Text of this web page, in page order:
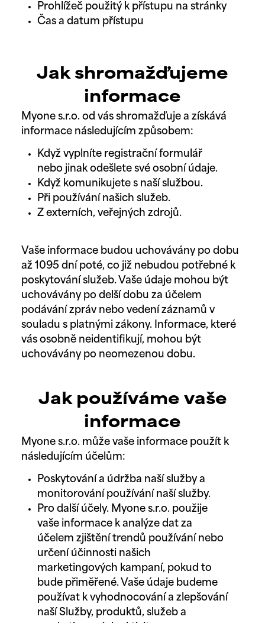
Prohlížeč použitý k přístupu na stránky
Čas a datum přístupu
Jak shromažďujeme
informace
Myone s.r.o. od vás shromažďuje a získává
informace následujícím způsobem:
Když vyplníte registrační formulář
nebo jinak odešlete své osobní údaje.
Když komunikujete s naší službou.
Při používání našich služeb.
Z externích, veřejných zdrojů.
Vaše informace budou uchovávány po dobu
až 1095 dní poté, co již nebudou potřebné k
poskytování služeb. Vaše údaje mohou být
uchovávány po delší dobu za účelem
podávání zpráv nebo vedení záznamů v
souladu s platnými zákony. Informace, které
vás osobně neidentifikují, mohou být
uchovávány po neomezenou dobu.
Jak používáme vaše
informace
Myone s.r.o. může vaše informace použít k
následujícím účelům:
Poskytování a údržba naší služby a
monitorování používání naší služby.
Pro další účely. Myone s.r.o. použije
vaše informace k analýze dat za
účelem zjištění trendů používání nebo
určení účinnosti našich
marketingových kampaní, pokud to
bude přiměřené. Vaše údaje budeme
používat k vyhodnocování a zlepšování
naší Služby, produktů, služeb a